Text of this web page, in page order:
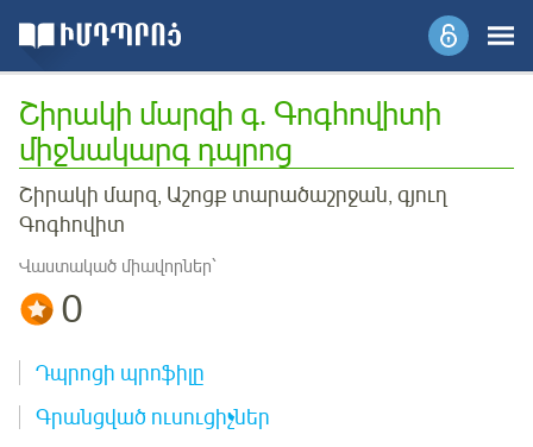
Շիրակի մարզի գ. Գոգհովիտի
միջնակարգ դպրոց
Շիրակի մարզ, Աշոցք տարածաշրջան, գյուղ
Գոգհովիտ
Վաստակած միավորներ՝
0
Դպրոցի պրոֆիլը
Գրանցված ուսուցիչներ